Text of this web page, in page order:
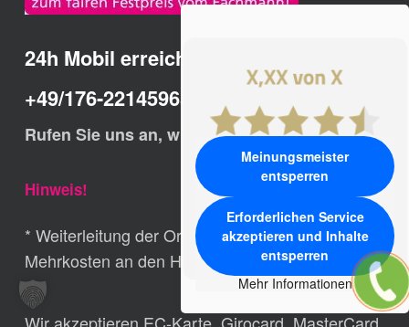
24h Mobil erreichbar:
+49/176-22145965
Rufen Sie uns an, wir helfen Ihnen schnell.
Hinweis!
* Weiterleitung der Ortsrufnummern ohne
Mehrkosten an den Hauptsitz der Fa. Ludwig
Wir akzeptieren EC-Karte, Girocard, MasterCard,
Meinungsmeister
entsperren
Erforderlichen Service
akzeptieren und Inhalte
entsperren
Mehr Informationen